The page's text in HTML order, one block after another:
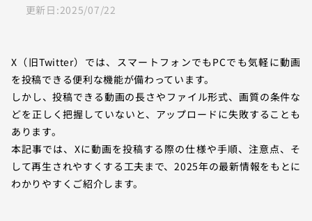
更新日:2025/07/22
X（旧Twitter）では、スマートフォンでもPCでも気軽に動画
を投稿できる便利な機能が備わっています。
しかし、投稿できる動画の長さやファイル形式、画質の条件な
どを正しく把握していないと、アップロードに失敗することも
あります。
本記事では、Xに動画を投稿する際の仕様や手順、注意点、そ
して再生されやすくする工夫まで、2025年の最新情報をもとに
わかりやすくご紹介します。